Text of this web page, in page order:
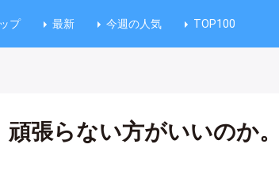
プ 最新 今週の人気 TOP100
張らない方がいいのか。